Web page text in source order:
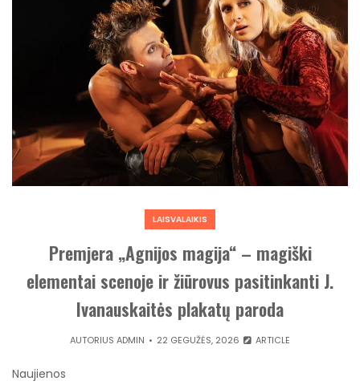
LAISVALAIKIS
Premjera „Agnijos magija“ – magiški
elementai scenoje ir žiūrovus pasitinkanti J.
Ivanauskaitės plakatų paroda
AUTORIUSADMIN 22 GEGUŽĖS, 2026 ARTICLE
Naujienos